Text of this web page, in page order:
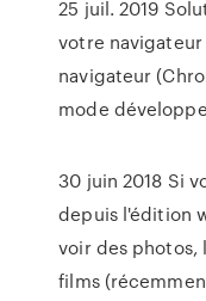
25 juil. 2019
votre
navigateur
mode
30 juin 2018 Si
depuis l'édition
voir des photos,
films